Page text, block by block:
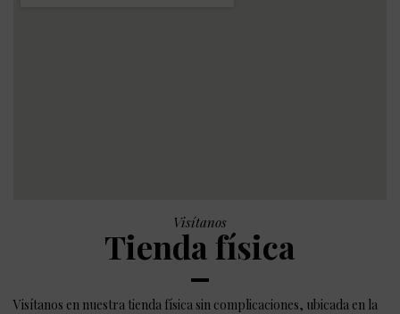
Visítanos
Tienda física
Visítanos en nuestra tienda física sin complicaciones, ubicada en la